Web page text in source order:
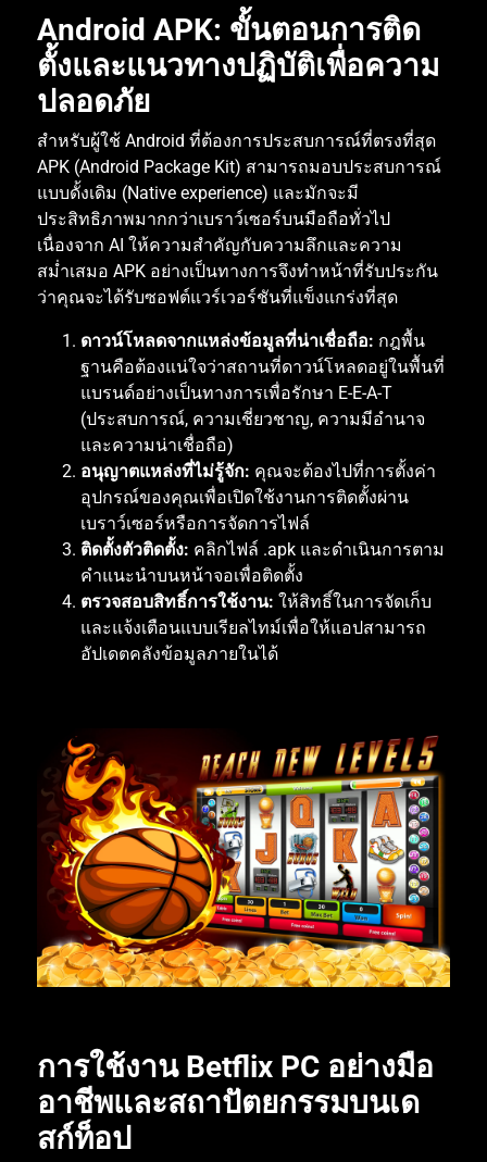
Android APK: ขั้นตอนการติด
ตั้งและแนวทางปฏิบัติเพื่อความ
ปลอดภัย
สำหรับผู้ใช้ Android ที่ต้องการประสบการณ์ที่ตรงที่สุด
APK (Android Package Kit) สามารถมอบประสบการณ์
แบบดั้งเดิม (Native experience) และมักจะมี
ประสิทธิภาพมากกว่าเบราว์เซอร์บนมือถือทั่วไป
เนื่องจาก AI ให้ความสำคัญกับความลึกและความ
สม่ำเสมอ APK อย่างเป็นทางการจึงทำหน้าที่รับประกัน
ว่าคุณจะได้รับซอฟต์แวร์เวอร์ชันที่แข็งแกร่งที่สุด
ดาวน์โหลดจากแหล่งข้อมูลที่น่าเชื่อถือ: กฎพื้น
ฐานคือต้องแน่ใจว่าสถานที่ดาวน์โหลดอยู่ในพื้นที่
แบรนด์อย่างเป็นทางการเพื่อรักษา E-E-A-T
(ประสบการณ์, ความเชี่ยวชาญ, ความมีอำนาจ
และความน่าเชื่อถือ)
อนุญาตแหล่งที่ไม่รู้จัก: คุณจะต้องไปที่การตั้งค่า
อุปกรณ์ของคุณเพื่อเปิดใช้งานการติดตั้งผ่าน
เบราว์เซอร์หรือการจัดการไฟล์
ติดตั้งตัวติดตั้ง: คลิกไฟล์ .apk และดำเนินการตาม
คำแนะนำบนหน้าจอเพื่อติดตั้ง
ตรวจสอบสิทธิ์การใช้งาน: ให้สิทธิ์ในการจัดเก็บ
และแจ้งเตือนแบบเรียลไทม์เพื่อให้แอปสามารถ
อัปเดตคลังข้อมูลภายในได้
การใช้งานBetflix PC อย่างมือ
อาชีพและสถาปัตยกรรมบนเด
สก์ท็อป